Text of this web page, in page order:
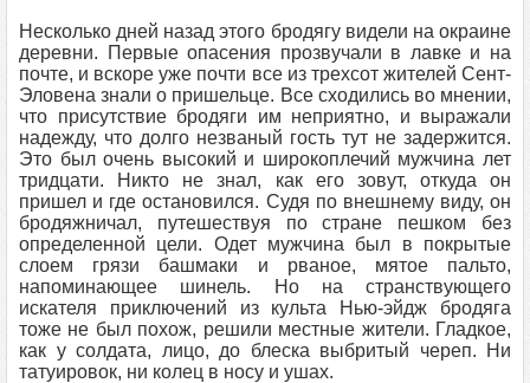
Несколько дней назад этого бродягу видели на окраине
деревни. Первые опасения прозвучали в лавке и на
почте, и вскоре уже почти все из трехсот жителей Сент-
Эловена знали о пришельце. Все сходились во мнении,
что присутствие бродяги им неприятно, и выражали
надежду, что долго незваный гость тут не задержится.
Это был очень высокий и широкоплечий мужчина лет
тридцати. Никто не знал, как его зовут, откуда он
пришел и где остановился. Судя по внешнему виду, он
бродяжничал, путешествуя по стране пешком без
определенной цели. Одет мужчина был в покрытые
слоем грязи башмаки и рваное, мятое пальто,
напоминающее шинель. Но на странствующего
искателя приключений из культа Нью-эйдж бродяга
тоже не был похож, решили местные жители. Гладкое,
как у солдата, лицо, до блеска выбритый череп. Ни
татуировок, ни колец в носу и ушах.